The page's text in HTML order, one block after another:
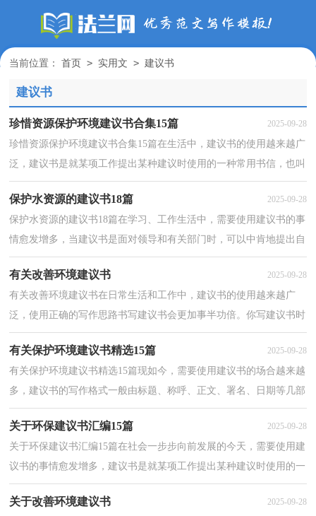
当前位置： 首页 > 实用文 > 建议书
建议书
珍惜资源保护环境建议书合集15篇 2025-09-28
珍惜资源保护环境建议书合集15篇在生活中，建议书的使用越来越广
泛，建议书是就某项工作提出某种建议时使用的一种常用书信，也叫
意见书。在写之前，可以先参考范文，以下是小编精心整...
保护水资源的建议书18篇 2025-09-28
保护水资源的建议书18篇在学习、工作生活中，需要使用建议书的事
情愈发增多，当建议书是面对领导和有关部门时，可以中肯地提出自
己对对方工作的意见和自己的建议。来参考自己需要...
有关改善环境建议书 2025-09-28
有关改善环境建议书在日常生活和工作中，建议书的使用越来越广
泛，使用正确的写作思路书写建议书会更加事半功倍。你写建议书时
总是没有新意？下面是小编整理的有关改善环境建议书...
有关保护环境建议书精选15篇 2025-09-28
有关保护环境建议书精选15篇现如今，需要使用建议书的场合越来越
多，建议书的写作格式一般由标题、称呼、正文、署名、日期等几部
分组成。如何写一份恰当的建议书呢？以下是小编为...
关于环保建议书汇编15篇 2025-09-28
关于环保建议书汇编15篇在社会一步步向前发展的今天，需要使用建
议书的事情愈发增多，建议书是就某项工作提出某种建议时使用的一
种常用书信，也叫意见书。来参考自己需要的建议书...
关于改善环境建议书 2025-09-28